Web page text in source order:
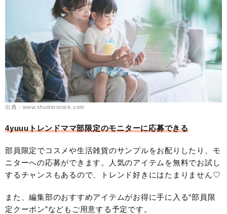
出典：www.shutterstock.com
4yuuuトレンドママ部限定のモニターに応募できる
部員限定でコスメや生活雑貨のサンプルをお配りしたり、モ
ニターへの応募ができます。人気のアイテムを無料でお試し
するチャンスもあるので、トレンド好きにはたまりません♡
また、編集部のおすすめアイテムがお得に手に入る“部員限
定クーポン”などもご用意する予定です。